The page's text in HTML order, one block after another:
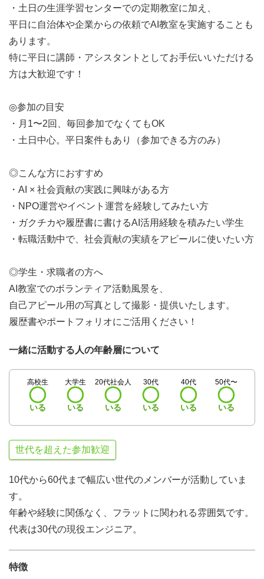
・土日の生涯学習センターでの定期教室に加え、
平日に自治体や企業からの依頼でAI教室を実施することも
あります。
特に平日に講師・アシスタントとしてお手伝いいただける
方は大歓迎です！
◎参加の目安
・月1〜2回、毎回参加でなくてもOK
・土日中心。平日案件もあり（参加できる方のみ）
◎こんな方におすすめ
・AI × 社会貢献の実践に興味がある方
・NPO運営やイベント運営を経験してみたい方
・ガクチカや履歴書に書けるAI活用経験を積みたい学生
・転職活動中で、社会貢献の実績をアピールに使いたい方
◎学生・求職者の方へ
AI教室でのボランティア活動風景を、
自己アピール用の写真として撮影・提供いたします。
履歴書やポートフォリオにご活用ください！
一緒に活動する人の年齢層について
高校生
いる
大学生
いる
20代社会人
いる
30代
いる
40代
いる
50代〜
いる
世代を超えた参加歓迎
10代から60代まで幅広い世代のメンバーが活動していま
す。
年齢や経験に関係なく、フラットに関われる雰囲気です。
代表は30代の現役エンジニア。
特徴